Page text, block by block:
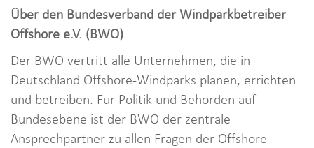
Über den Bundesverband der Windparkbetreiber
Offshore e.V. (BWO)
Der BWO vertritt alle Unternehmen, die in
Deutschland Offshore-Windparks planen, errichten
und betreiben. Für Politik und Behörden auf
Bundesebene ist der BWO der zentrale
Ansprechpartner zu allen Fragen der Offshore-